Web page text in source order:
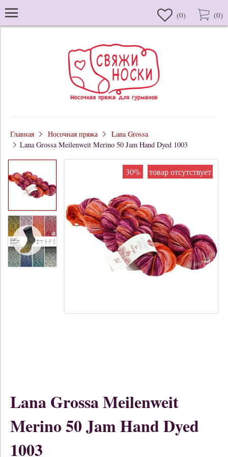
(0) (0)
Главная Носочная пряжа
Lana Grossa
Lana Grossa Meilenweit Merino 50 Jam Hand Dyed 1003
30% товар отсутствует
Lana Grossa Meilenweit
Merino 50 Jam Hand Dyed
1003